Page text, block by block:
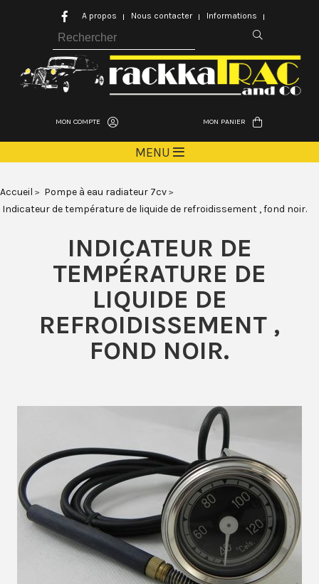
MON COMPTE MON PANIER
MENU
Accueil
Pompe à eau radiateur 7cv
Indicateur de température de liquide de refroidissement , fond noir.
INDICATEUR DE
TEMPÉRATURE DE
LIQUIDE DE
REFROIDISSEMENT ,
FOND NOIR.
A propos Nous contacter Informations